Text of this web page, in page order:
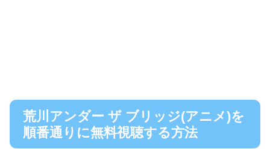
荒川アンダー ザ ブリッジ(アニメ)を
順番通りに無料視聴する方法